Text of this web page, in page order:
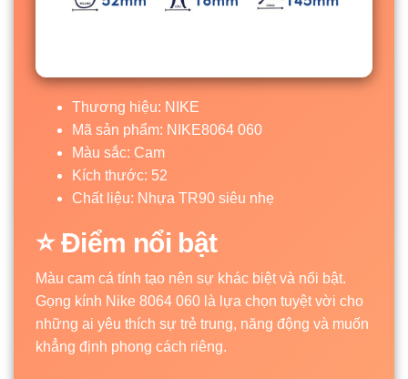
Thương hiệu: NIKE
Mã sản phẩm: NIKE8064 060
Màu sắc: Cam
Kích thước: 52
Chất liệu: Nhựa TR90 siêu nhẹ
⭐ Điểm nổi bật
Màu cam cá tính tạo nên sự khác biệt và nổi bật.
Gọng kính Nike 8064 060 là lựa chọn tuyệt vời cho
những ai yêu thích sự trẻ trung, năng động và muốn
khẳng định phong cách riêng.